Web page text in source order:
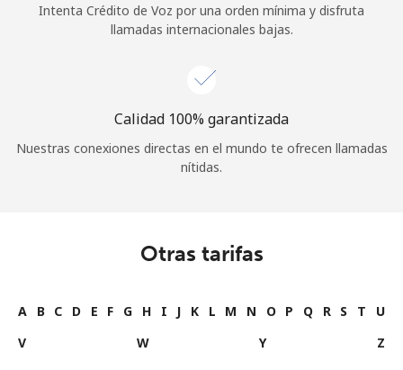
Intenta Crédito de Voz por una orden mínima y disfruta
llamadas internacionales bajas.
Calidad 100% garantizada
Nuestras conexiones directas en el mundo te ofrecen llamadas
nítidas.
Otras tarifas
A B C D E F G H I J K L M N O P Q R S T
U
V
W Y Z